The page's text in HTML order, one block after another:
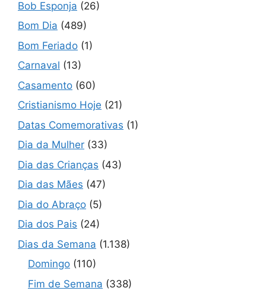
Bob Esponja (26)
Bom Dia (489)
Bom Feriado (1)
Carnaval (13)
Casamento (60)
Cristianismo Hoje (21)
Datas Comemorativas (1)
Dia da Mulher (33)
Dia das Crianças (43)
Dia das Mães (47)
Dia do Abraço (5)
Dia dos Pais (24)
Dias da Semana (1.138)
Domingo (110)
Fim de Semana (338)